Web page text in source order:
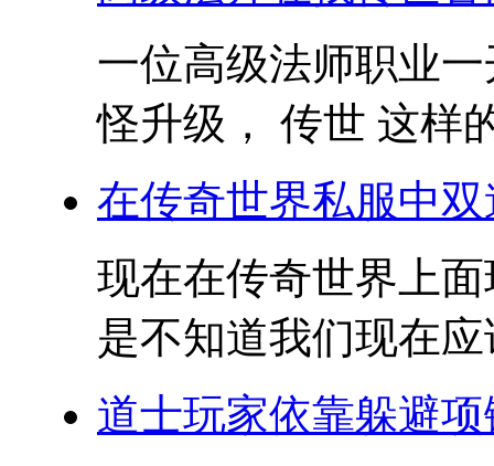
一位高级法师职业
怪升级， 传世 这样
在传奇世界私服中
现在在传奇世界上
是不知道我们现在
道士玩家依靠躲避